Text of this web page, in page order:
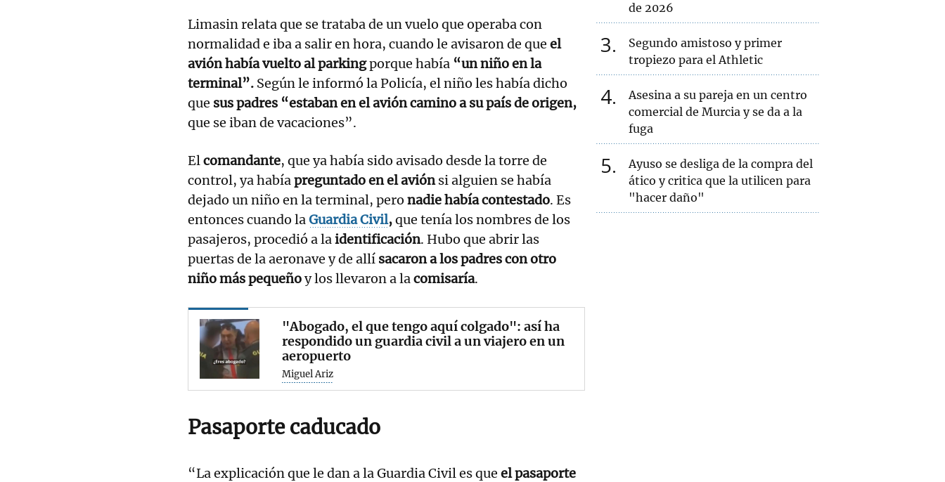
Limasin relata que se trataba de un vuelo que operaba con
normalidad e iba a salir en hora, cuando le avisaron de que el
avión había vuelto al parkingporque había “un niño en la
terminal”. Según le informó la Policía, el niño les había dicho
que sus padres “estaban en el avión camino a su país de origen,
que se iban de vacaciones”.
Elcomandante, que ya había sido avisado desde la torre de
control, ya habíapreguntado en el aviónsi alguien se había
dejado un niño en la terminal, pero nadie había contestado. Es
entonces cuando laGuardia Civil,que tenía los nombres de los
pasajeros, procedió a laidentificación. Hubo que abrir las
puertas de la aeronave y de allí sacaron a los padres con otro
niño más pequeñoy los llevaron a lacomisaría.
"Abogado, el que tengo aquí colgado": así ha
respondido un guardia civil a un viajero en un
aeropuerto
Miguel Ariz
Pasaporte caducado
“La explicación que le dan a la Guardia Civil es que el pasaporte
de 2026
3
Segundo amistoso y primer
tropiezo para el Athletic
4
Asesina a su pareja en un centro
comercial de Murcia y se da a la
fuga
5
Ayuso se desliga de la compra del
ático y critica que la utilicen para
"hacer daño"